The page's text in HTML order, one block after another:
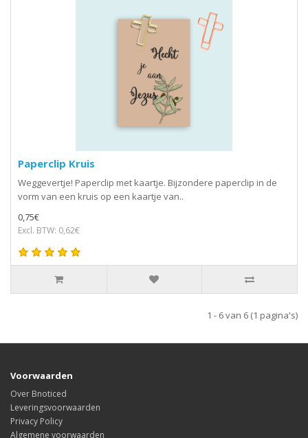
Paperclip Kruis
Weggevertje! Paperclip met kaartje. Bijzondere paperclip in de
vorm van een kruis op een kaartje van..
0,75€
Excl. BTW: 0,62€
1 - 6 van 6 (1 pagina's)
Voorwaarden
Over Bnoticed
Leveringsvoorwaarden
Privacy Policy
Algemene voorwaarden